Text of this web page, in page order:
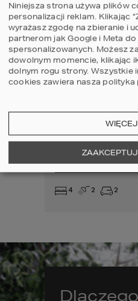
45 G2
Projekt domu
4 2 2
Niniejsza strona używa plików
personalizacji reklam. Klikając
wyrażasz zgodę na zbieranie i
partnerom jak Google i Meta
spersonalizowanych. Możesz
dowolnym momencie, klikając
dolnym rogu strony. Wszystkie
cookies zawiera nasza polityka